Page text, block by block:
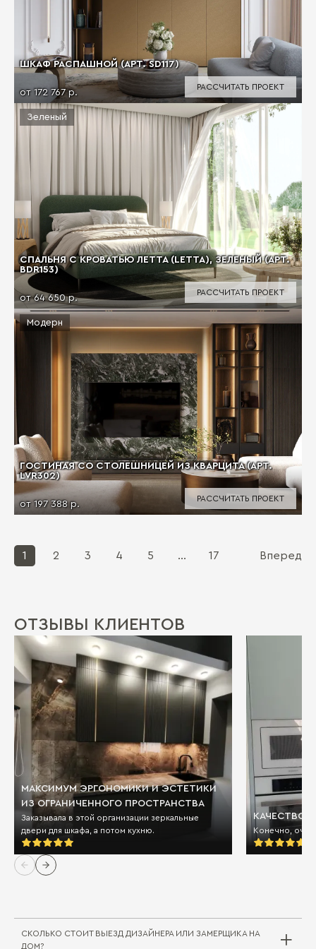
ШКАФ РАСПАШНОЙ (АРТ. SD117)
от 172 767 р.
РАССЧИТАТЬ ПРОЕКТ
СПАЛЬНЯ С КРОВАТЬЮ ЛЕТТА (LETTA), ЗЕЛЕНЫЙ (АРТ.
BDR153)
от 64 650 р.
Зеленый
РАССЧИТАТЬ ПРОЕКТ
ГОСТИНАЯ СО СТОЛЕШНИЦЕЙ ИЗ КВАРЦИТА (АРТ.
LVR302)
от 197 388 р.
Модерн
РАССЧИТАТЬ ПРОЕКТ
1 2 3 4 5 ... 17 Вперед
ОТЗЫВЫ КЛИЕНТОВ
МАКСИМУМ ЭРГОНОМИКИ И ЭСТЕТИКИ
ИЗ ОГРАНИЧЕННОГО ПРОСТРАНСТВА
Заказывала в этой организации зеркальные
двери для шкафа, а потом кухню.
КАЧЕСТВО
Конечно,
СКОЛЬКО СТОИТ ВЫЕЗД ДИЗАЙНЕРА ИЛИ ЗАМЕРЩИКА НА
ДОМ?